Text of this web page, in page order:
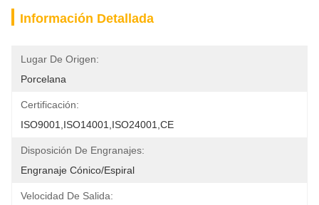
Información Detallada
Lugar De Origen:
Porcelana
Certificación:
ISO9001,ISO14001,ISO24001,CE
Disposición De Engranajes:
Engranaje Cónico/espiral
Velocidad De Salida: